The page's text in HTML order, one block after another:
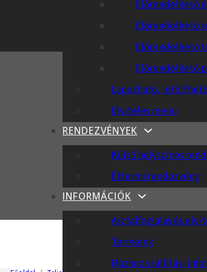
Előrendelhető
Előrendelhető
Előrendelhető
Előrendelhető
Lapozható,
Elviteles menü
RENDEZVÉNYEK
Külső helyszínes
Éttermi rendezvény
INFORMÁCIÓK
Asztalfoglalás és
Termeink
Házhoz szállítási